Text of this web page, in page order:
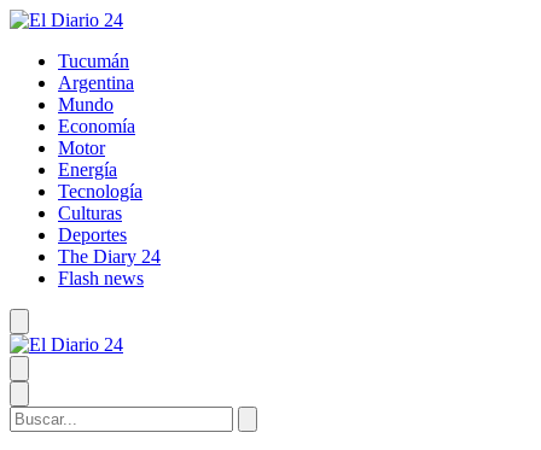
Tucumán
Argentina
Mundo
Economía
Motor
Energía
Tecnología
Culturas
Deportes
The Diary 24
Flash news